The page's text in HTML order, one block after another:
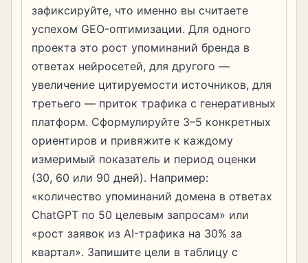
зафиксируйте, что именно вы считаете
успехом GEO-оптимизации. Для одного
проекта это рост упоминаний бренда в
ответах нейросетей, для другого —
увеличение цитируемости источников, для
третьего — приток трафика с генеративных
платформ. Сформулируйте 3–5 конкретных
ориентиров и привяжите к каждому
измеримый показатель и период оценки
(30, 60 или 90 дней). Например:
«количество упоминаний домена в ответах
ChatGPT по 50 целевым запросам» или
«рост заявок из AI-трафика на 30% за
квартал». Запишите цели в таблицу с